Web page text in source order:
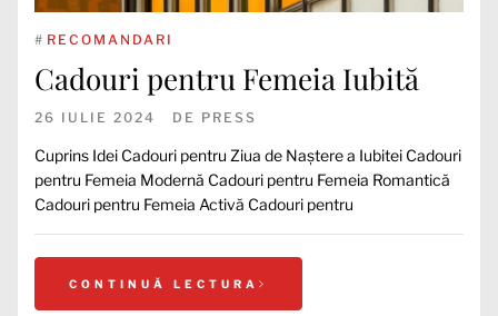
# RECOMANDARI
Cadouri pentru Femeia Iubită
26 IULIE 2024 DE PRESS
Cuprins Idei Cadouri pentru Ziua de Naștere a Iubitei Cadouri
pentru Femeia Modernă Cadouri pentru Femeia Romantică
Cadouri pentru Femeia Activă Cadouri pentru
CONTINUĂ LECTURA